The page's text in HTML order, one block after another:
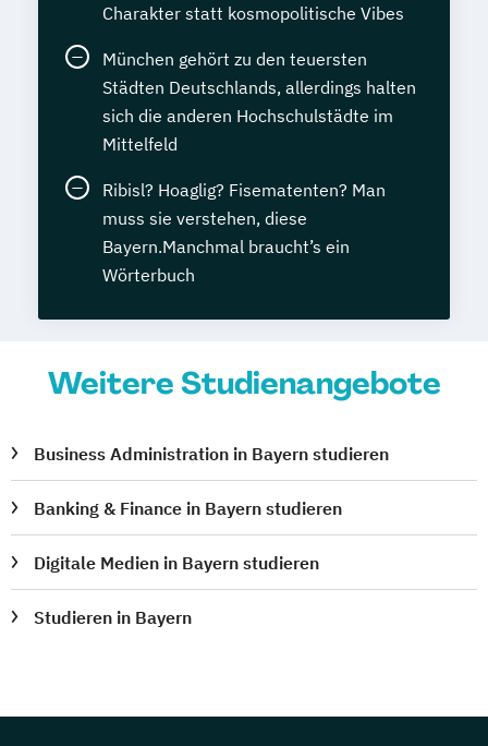
Charakter statt kosmopolitische Vibes
München gehört zu den teuersten
Städten Deutschlands, allerdings halten
sich die anderen Hochschulstädte im
Mittelfeld
Ribisl? Hoaglig? Fisematenten? Man
muss sie verstehen, diese
Bayern.Manchmal braucht’s ein
Wörterbuch
Weitere Studienangebote
Business Administration in Bayern studieren
Banking & Finance in Bayern studieren
Digitale Medien in Bayern studieren
Studieren in Bayern